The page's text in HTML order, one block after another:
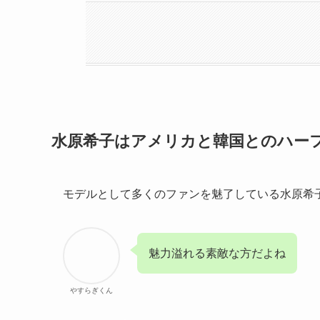
水原希子はアメリカと韓国とのハー
モデルとして多くのファンを魅了している水原希
やすらぎくん
魅力溢れる素敵な方だよね